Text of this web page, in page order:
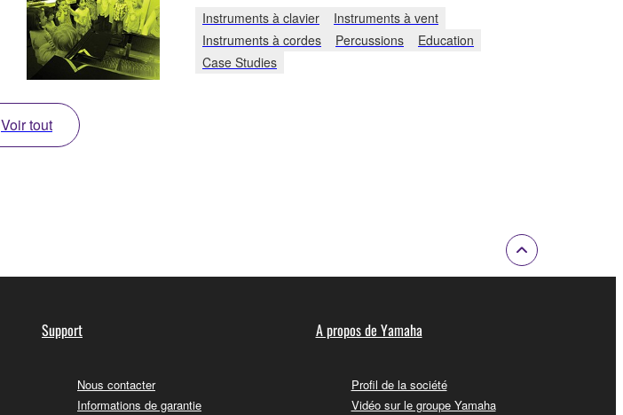
Instruments à clavier
Instruments à vent
Instruments à cordes
Percussions
Education
Case Studies
Voir tout
Support
Nous contacter
Informations de garantie
A propos de Yamaha
Profil de la société
Vidéo sur le groupe Yamaha